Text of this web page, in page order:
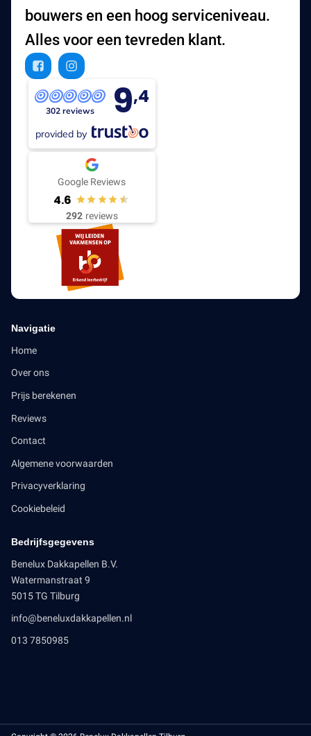
bouwers en een hoog serviceniveau.
Alles voor een tevreden klant.
302 reviews 9,4
provided by
Google Reviews
4.6
292 reviews
Navigatie
Home
Over ons
Prijs berekenen
Reviews
Contact
Algemene voorwaarden
Privacyverklaring
Cookiebeleid
Bedrijfsgegevens
Benelux Dakkapellen B.V.
Watermanstraat 9
5015 TG Tilburg
info@beneluxdakkapellen.nl
013 7850985